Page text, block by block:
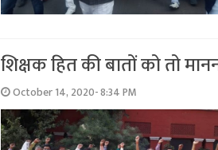
शिक्षक हित की बातों को तो
October 14, 2020- 8:34 PM